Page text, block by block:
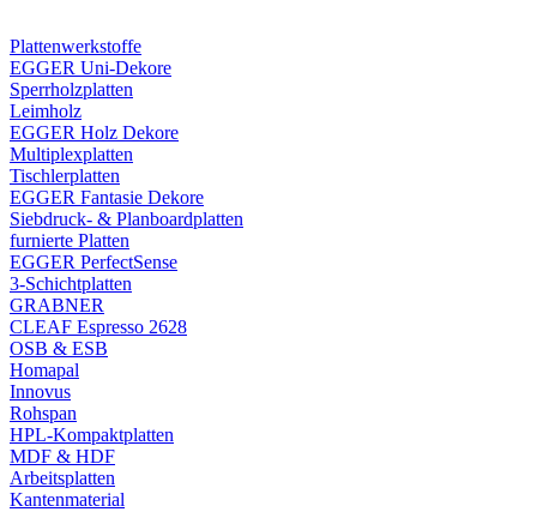
Plattenwerkstoffe
EGGER Uni-Dekore
Sperrholzplatten
Leimholz
EGGER Holz Dekore
Multiplexplatten
Tischlerplatten
EGGER Fantasie Dekore
Siebdruck- & Planboardplatten
furnierte Platten
EGGER PerfectSense
3-Schichtplatten
GRABNER
CLEAF Espresso 2628
OSB & ESB
Homapal
Innovus
Rohspan
HPL-Kompaktplatten
MDF & HDF
Arbeitsplatten
Kantenmaterial